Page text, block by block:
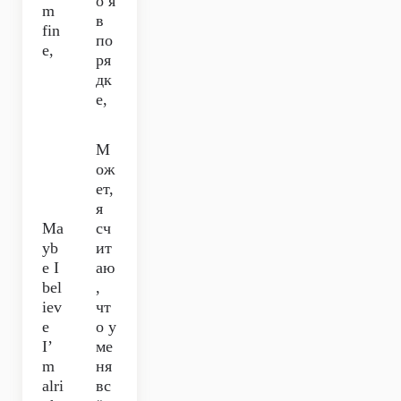
m
fin
e,
в
по
ря
дк
е,
Ma
yb
e I
bel
iev
e
I’
m
alri
М
ож
ет,
я
сч
ит
аю
,
чт
о у
ме
ня
вс